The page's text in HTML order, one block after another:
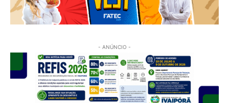
- ANÚNCIO -